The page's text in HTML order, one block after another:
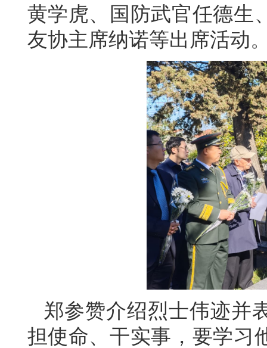
黄学虎、国防武官任德生
友协主席纳诺等出席活动
郑参赞介绍烈士伟迹并
担使命、干实事，要学习